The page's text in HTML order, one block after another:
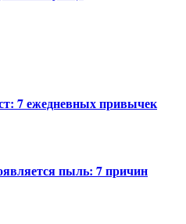
7 ежедневных привычек
пыль: 7 причин